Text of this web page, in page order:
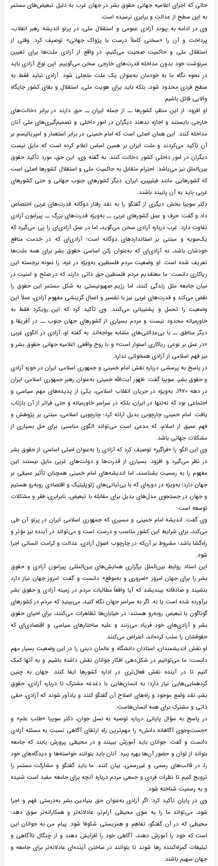
حالی که اجرای اعلامیه جهانی حقوق بشر در جهان غرب به دلیل تبعیض‌های مستمر
به این سطح از عدالت و برابری نرسیده است.
وی در ادامه به پیوند آزادی عمومی و استقلال ملی، در پرتو اندیشه رهبر انقلاب،
پرداخت و آن را «سخنی کاملاً درست با پژواک جهانی» توصیف کرد: وقتی از
استقلال ملی و حاکمیت صحبت می‌کنیم، در واقع از آزادی ملت‌ها برای تعیین
سرنوشت خود بدون مداخله قدرت‌های خارجی سخن می‌گوییم. این نوع آزادی باید
در نحوه نگاه ما به خودمان به‌عنوان یک ملت متجلی شود. آزادی نباید فقط به
سطح فردی محدود شود، بلکه باید برای هویت ملی، استقلال و بقای کشور جایگاه
والایی قائل باشیم.
او افزود: از این منظر، کشورها ــ از جمله ایران ــ حق دارند در برابر دخالت‌های
خارجی بایستند و اجازه ندهند دیگران در امور داخلی و تصمیم‌گیری‌های ملی آنان
مداخله کنند. این همان اصلی است که امام خمینی در برابر استعمار و امپریالیسم بر
آن تأکید می‌کردند و ملت ایران بر همین اساس اعلام کرده است که مایل نیست
دیگران در امور داخلی کشور دخالت کنند. به گفته وی، این حق، مورد تأکید حقوق
بین‌الملل نیز می‌باشد: احترام متقابل به حاکمیت ملی و استقلال کشورها اصلی است
که کشورهایی مانند فیلیپین، ایران، دیگر کشورهای جنوب جهانی و حتی کشورهای
غربی باید به آن پایبند باشند.
دکتر سوییا بخش دیگری از گفتگو را به نقد رفتار دوگانه قدرت‌های غربی اختصاص
داد و گفت: حرف و عمل کشورهای غربی ــ به‌ویژه قدرت‌های بزرگ ــ پیرامون آزادی
تفاوت دارد. غرب درباره آزادی سخن می‌گوید، اما در عمل آزادی‌ای را پی می‌گیرد که
یک‌سویه و مبتنی بر استانداردهای دوگانه است؛ آزادی‌ای که در خدمت منافع
خودشان باشد، نه آزادی‌ای که به‌عنوان رکن اساسی حقوق بشر برای همه ملت‌ها
تعریف شده است. او وضعیت مردم فلسطین، به‌ویژه در غزه، را نمونه برجسته این
ریاکاری دانست: ما معتقدیم مردم فلسطین حق ذاتی دارند که در صلح و امنیت در
میان جامعه ملل زندگی کنند، اما رژیم صهیونیستی به شکل مستمر این حقوق را
نقض می‌کند و قدرت‌های غربی نیز با تفسیر و اعمال گزینشی مفهوم آزادی، عملاً این
وضعیت را تحمل و پشتیبانی می‌کنند. وی تأکید کرد که این رویکرد فقط به
خاورمیانه محدود نیست و مردم بسیاری از کشورهای جهان جنوب ــ در آفریقا و
دیگر مناطق ــ با بی‌عدالتی‌های مشابه مواجه‌اند. به گفته او، آزادی در الگوی غربی
«در عمل بر نوعی ریاکاری استوار است» و با روح واقعی اعلامیه جهانی حقوق بشر و
نیز فهم اسلامی از آزادی همخوانی ندارد.
در پاسخ به پرسشی درباره نقش امام خمینی و جمهوری اسلامی ایران در حوزه آزادی
و حقوق بشر، سوییا گفت: ظهور آیت‌الله خمینی به‌عنوان رهبر جمهوری اسلامی ایران
در دهه ۱۹۷۰، به‌ویژه در جریان انقلاب اسلامی، یکی از پدیده‌های مهم سیاسی و
اجتماعی بود که نه‌تنها در ایران، بلکه در سراسر خاورمیانه و حتی فراتر از آن بازتاب
یافت. امام خمینی چارچوبی بدیل ارائه کرد؛ چارچوبی اسلامی، مبتنی بر پژوهش و
فهم عمیق از اسلام، که مدعی است می‌تواند الگوی مناسبی برای حل بسیاری از
مشکلات جهانی باشد.
وی این الگو را «فراگیر» توصیف کرد که آزادی را به‌عنوان اصلی اساسی از حقوق بشر
در نظر می‌گیرد و افزود: بسیاری از قدرت‌ها و دولت‌های غربی مایل نیستند این
مفهوم را به رسمیت بشناسند، اما اندیشه‌های امام خمینی همچنان تأثیر عمیقی بر
جهان دارد؛ به‌ویژه در دوره‌ای که با بی‌ثباتی‌های ژئوپلیتیک و اقتصادی روبه‌رو هستیم
و جهان در جستجوی مدل‌های بدیل برای مقابله با تبعیض، نابرابری، فقر و مشکلات
توسعه است.
وی گفت: اندیشه امام خمینی و مسیری که جمهوری اسلامی ایران در پرتو آن طی
می‌کند، برای شرایط این کشور مناسب و درست است و می‌تواند در آینده نیز مؤثر و
راه‌گشا باشد؛ مشروط بر آن‌که در چارچوب اصول آزادی، عدالت و کرامت انسانی اجرا
شود.
این استاد روابط بین‌الملل برگزاری همایش‌های بین‌المللی پیرامون آزادی و حقوق
بشر را برای جهان امروز «ضروری و به‌موقع» دانست و گفت: امروز جهان نیاز دارد
بنشیند و صادقانه بیندیشد که آیا واقعاً مطالبات مردم در زمینه آزادی و حقوق بشر
برآورده شده است یا نه. اگر به سراسر جهان نگاه کنید، می‌بینید که مردم در کشورهای
گوناگون با تبعیض روبه‌رو هستند؛ در خیابان‌ها تظاهرات می‌کنند، برای احیای حقوق
بشر و آزادی‌های خود فریاد می‌زنند و علیه ساختارهای سیاسی و اقتصادی‌ای که
حقوقشان را سلب کرده‌اند، اعتراض می‌کنند.
او نقش اندیشمندان، استادان دانشگاه و عالمان دینی را در این وضعیت بسیار مهم
دانست: ما می‌توانیم در شکل‌دهی افکار جوانان نقش داشته باشیم و به آنها کمک
کنیم تا در آینده نقش فعال‌تری در اداره کشورها ایفا کنند. جهان به چنین
گردهمایی‌هایی نیاز دارد؛ به انسان‌هایی با دغدغه مشترک تا درباره آزادی، حقوق
بشر، نقد وضع موجود و راه‌های اصلاح آن گفتگو کنند و یادآور شوند که آزادی، حقی
ذاتی و مشترک برای همه انسان‌هاست.
در پاسخ به سؤال پایانی درباره توصیه به نسل جوان، دکتر سوییا «طلب علم» و
«جست‌وجوی آگاهانه دانش» را مهم‌ترین راه ارتقای آگاهی نسبت به مسئله آزادی
دانست و گفت: جوانان باید آموزش ببینند و در محیطی پرورش یابند که جامعه
بتواند از توان و حضور آن‌ها بهره ببرد. آنان باید بتوانند خواسته‌ها و دیدگاه‌های خود
را، در قالب‌های رسمی و غیررسمی، بیان کنند. ما باید گفتگو و مشارکت مستمر را
ترویج کنیم تا نظرات فردی و جمعی مردم درباره آنچه برای جامعه مفید است شنیده
و به رسمیت شناخته شود.
وی در پایان تأکید کرد: اگر آزادی به‌عنوان حق بنیادین بشر به‌درستی فهم و اجرا
شود، می‌تواند ما را به سوی محیطی آرام‌تر، عادلانه‌تر و همکارانه‌تر سوق دهد؛
محیطی که در آن گفتگو، تفاهم و همزیستی شکوفا شود. پیام من به جوانان این
است که خود را آموزش دهند، آگاهی خود را افزایش دهند و از چنگال ناآگاهی و
تبلیغات گمراه‌کننده رها شوند تا بتوانند در ساختن آینده‌ای عادلانه‌تر برای جامعه و
جهان سهیم باشند.